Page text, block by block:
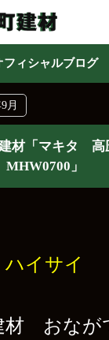
フィシャルブログ
月
材「マキタ 高
MHW0700」
ハイサイ
材 おなが